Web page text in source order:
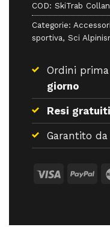
COD: SkiTrab
Categorie:
sportiva, Sci
Ordini
giorno
Resi gratuiti
Garantito